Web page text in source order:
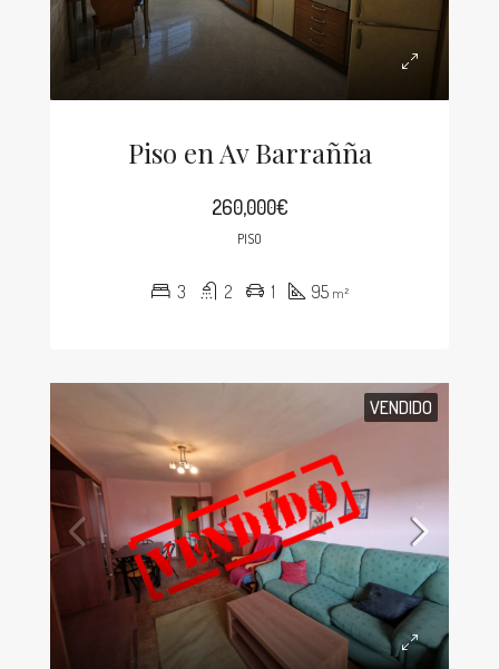
Piso en Av Barrañña
260,000€
PISO
3 2 1 95 m²
VENDIDO